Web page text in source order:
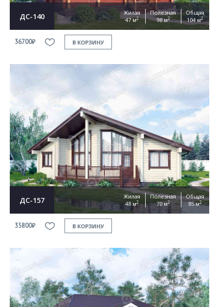
ДС-140
Жилая
47 м2
Полезная
98 м2
Общая
104 м2
36700₽ В КОРЗИНУ
ДС-157
Жилая
48 м2
Полезная
70 м2
Общая
85 м2
35800₽ В КОРЗИНУ